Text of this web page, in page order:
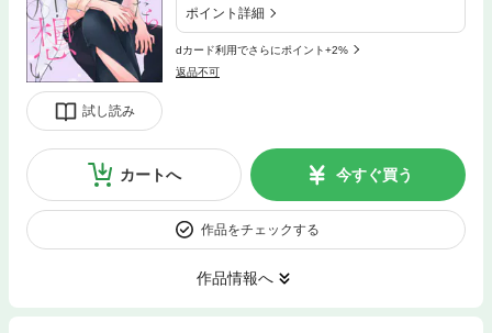
試し読み
ポイント詳細
dカード利用でさらにポイント+2%
返品不可
カートへ 今すぐ買う
作品をチェックする
作品情報へ